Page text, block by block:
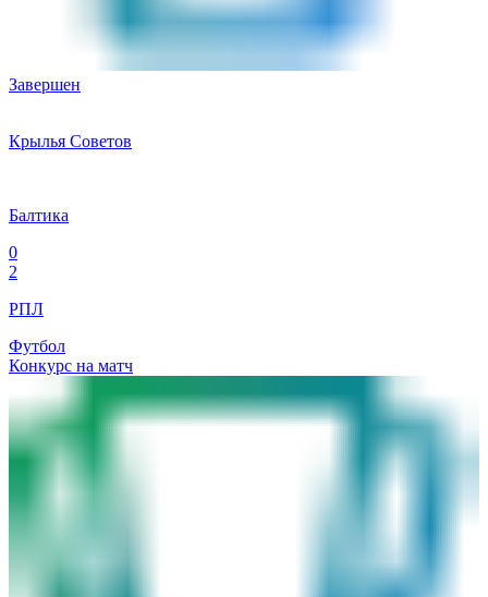
Завершен
Крылья Советов
Балтика
0
2
РПЛ
Футбол
Конкурс на матч